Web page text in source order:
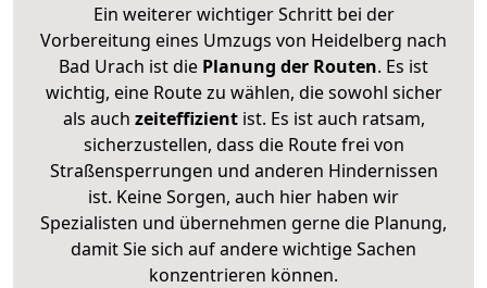
Ein weiterer wichtiger Schritt bei der
Vorbereitung eines Umzugs von Heidelberg nach
Bad Urach ist die Planung der Routen. Es ist
wichtig, eine Route zu wählen, die sowohl sicher
als auch zeiteffizientist. Es ist auch ratsam,
sicherzustellen, dass die Route frei von
Straßensperrungen und anderen Hindernissen
ist. Keine Sorgen, auch hier haben wir
Spezialisten und übernehmen gerne die Planung,
damit Sie sich auf andere wichtige Sachen
konzentrieren können.